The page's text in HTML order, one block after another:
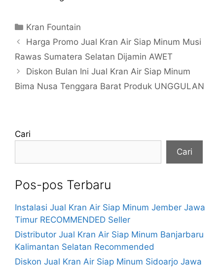
Kategori
Kran Fountain
Harga Promo Jual Kran Air Siap Minum Musi
Rawas Sumatera Selatan Dijamin AWET
Diskon Bulan Ini Jual Kran Air Siap Minum
Bima Nusa Tenggara Barat Produk UNGGULAN
Cari
Cari
Pos-pos Terbaru
Instalasi Jual Kran Air Siap Minum Jember Jawa
Timur RECOMMENDED Seller
Distributor Jual Kran Air Siap Minum Banjarbaru
Kalimantan Selatan Recommended
Diskon Jual Kran Air Siap Minum Sidoarjo Jawa